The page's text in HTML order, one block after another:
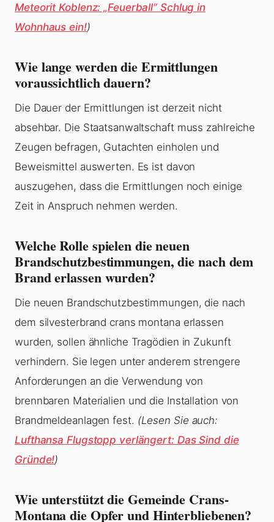
Meteorit Koblenz: „Feuerball“ Schlug in
Wohnhaus ein!)
Wie lange werden die Ermittlungen
voraussichtlich dauern?
Die Dauer der Ermittlungen ist derzeit nicht
absehbar. Die Staatsanwaltschaft muss zahlreiche
Zeugen befragen, Gutachten einholen und
Beweismittel auswerten. Es ist davon
auszugehen, dass die Ermittlungen noch einige
Zeit in Anspruch nehmen werden.
Welche Rolle spielen die neuen
Brandschutzbestimmungen, die nach dem
Brand erlassen wurden?
Die neuen Brandschutzbestimmungen, die nach
dem silvesterbrand crans montana erlassen
wurden, sollen ähnliche Tragödien in Zukunft
verhindern. Sie legen unter anderem strengere
Anforderungen an die Verwendung von
brennbaren Materialien und die Installation von
Brandmeldeanlagen fest. (Lesen Sie auch:
Lufthansa Flugstopp verlängert: Das Sind die
Gründe!)
Wie unterstützt die Gemeinde Crans-
Montana die Opfer und Hinterbliebenen?